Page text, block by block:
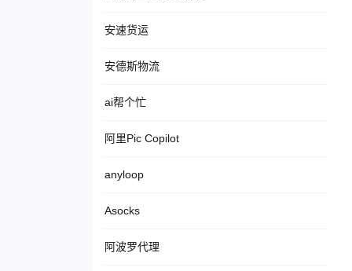
安速货运
安德斯物流
ai帮个忙
阿里Pic Copilot
anyloop
Asocks
阿波罗代理